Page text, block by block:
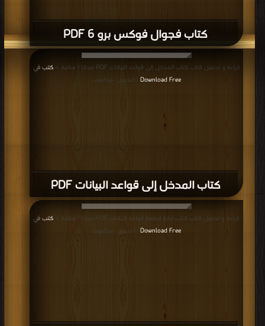
كتاب فجوال فوكس برو 6 PDF
كتاب المدخل إلى قواعد البيانات PDF
قراءة و تحميل كتاب كتاب المدخل إلى قواعد البيانات PDF مجانا | مكتبة >
كتب في
Download Free
| التحميل : مرة/مرات
قراءة و تحميل كتاب كتاب ادارة انظمة قواعد البيانات PDF مجانا | مكتبة >
كتب في
Download Free
| التحميل : مرة/مرات